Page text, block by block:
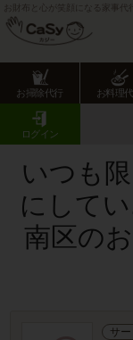
お財布と心が笑顔になる家事代
お掃除代行 お料理
ログイン
CaSy TOP
お客様の声･口コミ詳細
いつも
にして
南区の
サ